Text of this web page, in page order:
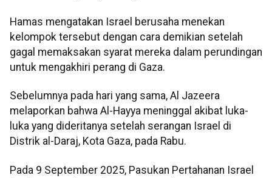
Hamas mengatakan Israel berusaha menekan
kelompok tersebut dengan cara demikian setelah
gagal memaksakan syarat mereka dalam perundingan
untuk mengakhiri perang di Gaza.
Sebelumnya pada hari yang sama, Al Jazeera
melaporkan bahwa Al-Hayya meninggal akibat luka-
luka yang dideritanya setelah serangan Israel di
Distrik al-Daraj, Kota Gaza, pada Rabu.
Pada 9 September 2025, Pasukan Pertahanan Israel